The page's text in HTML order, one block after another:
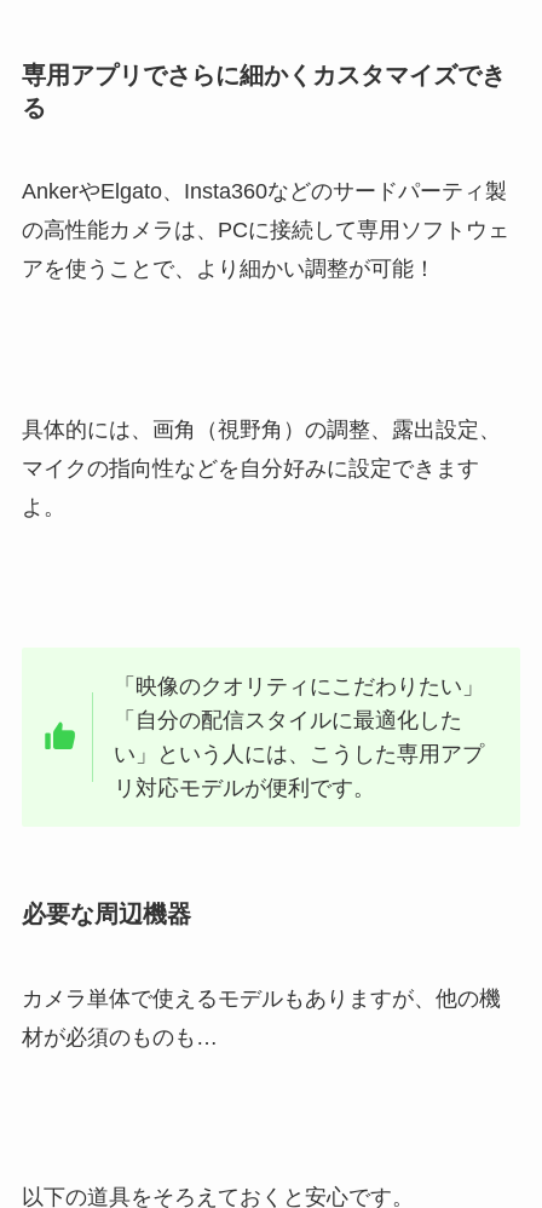
専用アプリでさらに細かくカスタマイズでき
る
AnkerやElgato、Insta360などのサードパーティ製
の高性能カメラは、PCに接続して専用ソフトウェ
アを使うことで、より細かい調整が可能！
具体的には、画角（視野角）の調整、露出設定、
マイクの指向性などを自分好みに設定できます
よ。
「映像のクオリティにこだわりたい」
「自分の配信スタイルに最適化した
い」という人には、こうした専用アプ
リ対応モデルが便利です。
必要な周辺機器
カメラ単体で使えるモデルもありますが、他の機
材が必須のものも…
以下の道具をそろえておくと安心です。